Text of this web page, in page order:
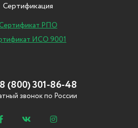
Сертификация
РПО
ИСО 9001
8 (800) 301-86-48
звонок по России